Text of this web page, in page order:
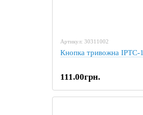
Артикул: 30311002
Кнопка тривожна ІРТС-1
111.00грн.